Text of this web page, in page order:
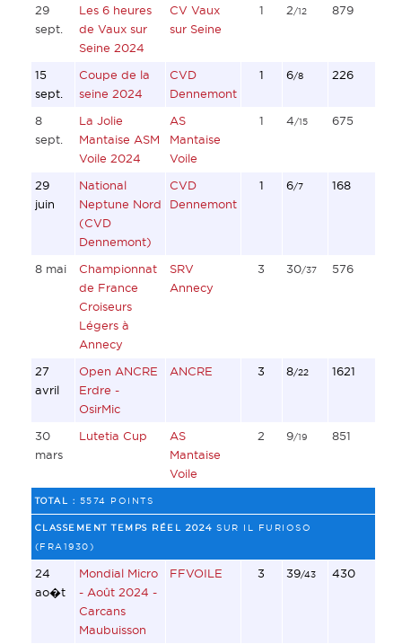
29
sept.
Les 6 heures
de Vaux sur
Seine 2024
CV Vaux
sur Seine
1 2/12 879
15
sept.
Coupe de la
seine 2024
CVD
Dennemont
1 6/8 226
8
sept.
La Jolie
Mantaise ASM
Voile 2024
AS
Mantaise
Voile
1 4/15 675
29
juin
National
Neptune Nord
(CVD
Dennemont)
CVD
Dennemont
1 6/7 168
8 mai
Championnat
de France
Croiseurs
Légers à
Annecy
SRV
Annecy
3 30/37 576
27
avril
Open ANCRE
Erdre -
OsirMic
ANCRE 3 8/22 1621
30
mars
Lutetia Cup
AS
Mantaise
Voile
2 9/19 851
TOTAL : 5574 POINTS
CLASSEMENT TEMPS RÉEL 2024SUR IL FURIOSO
(FRA1930)
24
ao�t
Mondial Micro
- Août 2024 -
Carcans
Maubuisson
FFVOILE 3 39/43 430